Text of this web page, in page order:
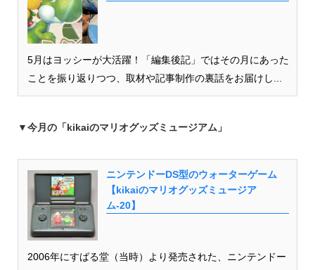
5月はヨッシーが大活躍！「編集後記」ではその月にあった
ことを振り返りつつ、取材や記事制作の裏話をお届けし...
▼今月の「kikaiのマリオグッズミュージアム」
ニンテンドーDS型のウォーターゲーム
【kikaiのマリオグッズミュージア
ム-20】
2006年にすばる堂（当時）より発売された、ニンテンドー